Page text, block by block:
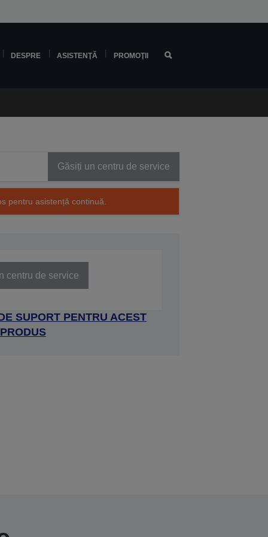
DESPRE ASISTENŢĂ PROMOŢII
Găsiți un centru de service
pentru asistență continuă.
centru de service
SUPORT PENTRU ACEST
PRODUS